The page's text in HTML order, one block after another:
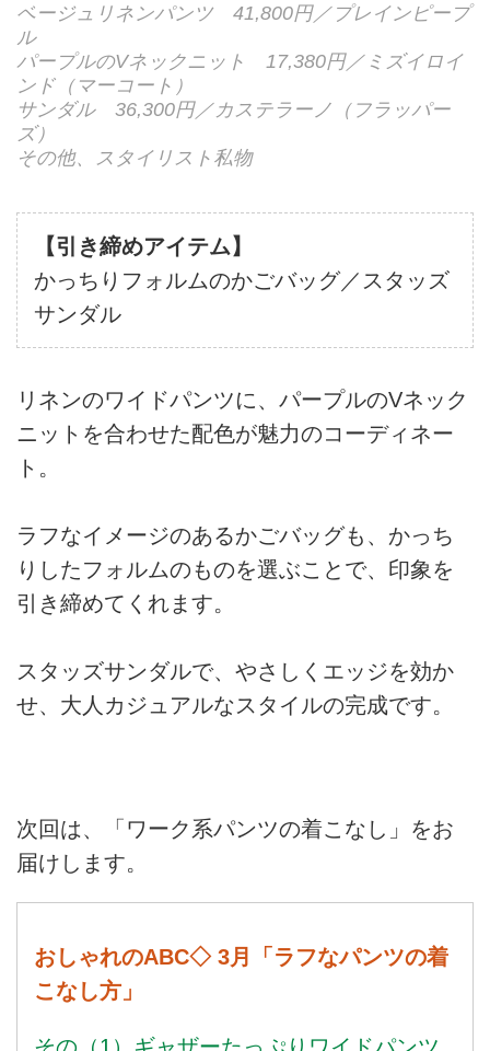
ベージュリネンパンツ 41,800円／プレインピープ
ル
パープルのVネックニット 17,380円／ミズイロイ
ンド（マーコート）
サンダル 36,300円／カステラーノ（フラッパー
ズ）
その他、スタイリスト私物
【引き締めアイテム】
かっちりフォルムのかごバッグ／スタッズ
サンダル
リネンのワイドパンツに、パープルのVネック
ニットを合わせた配色が魅力のコーディネー
ト。
ラフなイメージのあるかごバッグも、かっち
りしたフォルムのものを選ぶことで、印象を
引き締めてくれます。
スタッズサンダルで、やさしくエッジを効か
せ、大人カジュアルなスタイルの完成です。
次回は、「ワーク系パンツの着こなし」をお
届けします。
おしゃれのABC◇ 3月「ラフなパンツの着
こなし方」